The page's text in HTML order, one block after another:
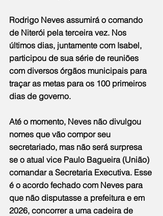
Rodrigo Neves assumirá o comando
de Niterói pela terceira vez. Nos
últimos dias, juntamente com Isabel,
participou de sua série de reuniões
com diversos órgãos municipais para
traçar as metas para os 100 primeiros
dias de governo.
Até o momento, Neves não divulgou
nomes que vão compor seu
secretariado, mas não será surpresa
se o atual vice Paulo Bagueira (União)
comandar a Secretaria Executiva. Esse
é o acordo fechado com Neves para
que não disputasse a prefeitura e em
2026, concorrer a uma cadeira de